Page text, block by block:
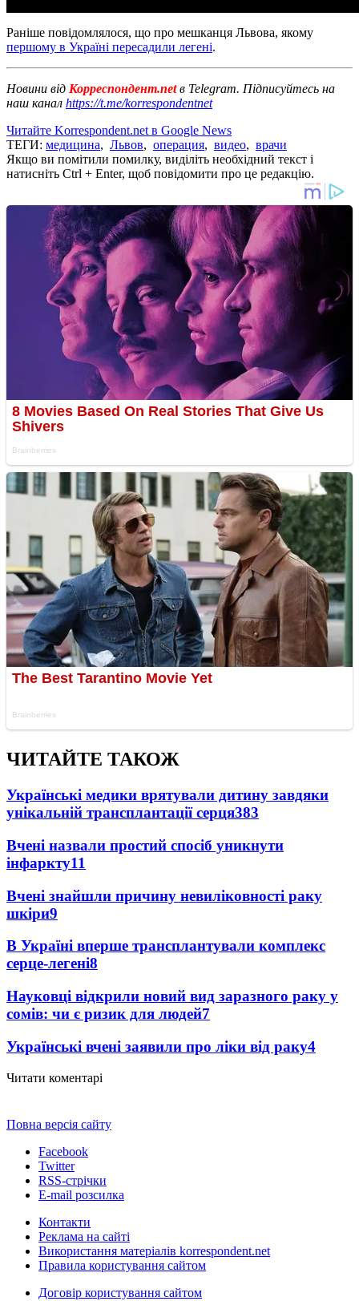
Раніше повідомлялося, що про мешканця Львова, якому
першому в Україні пересадили легені.
Новини від Корреспондент.netв Telegram. Підписуйтесь на
наш канал https://t.me/korrespondentnet
Читайте Korrespondent.net в Google News
ТЕГИ: медицина, Львов, операция, видео, врачи
Якщо ви помітили помилку, виділіть необхідний текст і
натисніть Ctrl + Enter, щоб повідомити про це редакцію.
ЧИТАЙТЕ ТАКОЖ
Українські медики врятували дитину завдяки
унікальній трансплантації серця383
Вчені назвали простий спосіб уникнути
інфаркту11
Вчені знайшли причину невиліковності раку
шкіри9
В Україні вперше трансплантували комплекс
серце-легені8
Науковці відкрили новий вид заразного раку у
сомів: чи є ризик для людей7
Українські вчені заявили про ліки від раку4
Читати коментарі
Повна версія сайту
Facebook
Twitter
RSS-стрічки
E-mail розсилка
Контакти
Реклама на сайті
Використання матеріалів korrespondent.net
Правила користування сайтом
Договір користування сайтом